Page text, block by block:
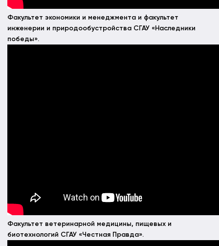
Факультет экономики и менеджмента и факультет
инженерии и природообустройства СГАУ «Наследники
победы».
Факультет ветеринарной медицины, пищевых и
биотехнологий СГАУ «Честная Правда».